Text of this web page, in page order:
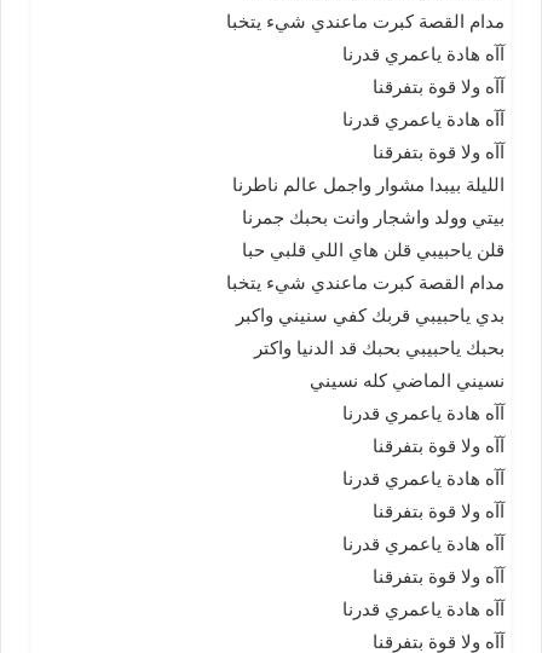
مدام القصة كبرت ماعندي شيء يتخبا
آآه هادة ياعمري قدرنا
آآه ولا قوة بتفرقنا
آآه هادة ياعمري قدرنا
آآه ولا قوة بتفرقنا
الليلة بيبدا مشوار واجمل عالم ناطرنا
بيتي وولد واشجار وانت بحبك جمرنا
قلن ياحبيبي قلن هاي اللي قلبي حبا
مدام القصة كبرت ماعندي شيء يتخبا
بدي ياحبيبي قربك كفي سنيني واكبر
بحبك ياحبيبي بحبك قد الدنيا واكتر
نسيني الماضي كله نسيني
آآه هادة ياعمري قدرنا
آآه ولا قوة بتفرقنا
آآه هادة ياعمري قدرنا
آآه ولا قوة بتفرقنا
آآه هادة ياعمري قدرنا
آآه ولا قوة بتفرقنا
آآه هادة ياعمري قدرنا
آآه ولا قوة بتفرقنا